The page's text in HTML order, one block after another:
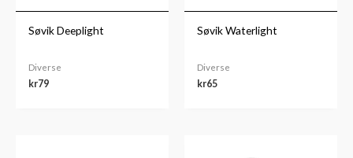
Søvik Deeplight
Diverse
kr79
Søvik Waterlight
Diverse
kr65